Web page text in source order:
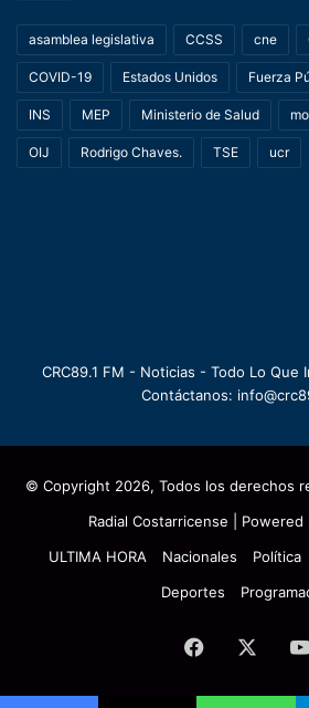
asamblea legislativa CCSS cne
COVID-19 Estados Unidos Fuerza
INS MEP Ministerio de Salud
OIJ Rodrigo Chaves. TSE ucr
CRC89.1 FM - Noticias - Todo Lo Que
Contáctanos:
© Copyright 2026, Todos los derechos
Radial Costarricense | Powered
ULTIMA HORA
Nacionales Política
Deportes
Facebook